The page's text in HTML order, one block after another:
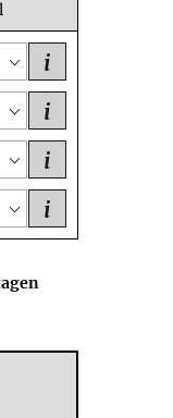
i
i
i
i